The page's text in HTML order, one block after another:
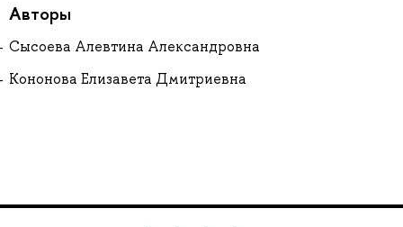
Авторы
Сысоева Алевтина Александровна
Кононова Елизавета Дмитриевна